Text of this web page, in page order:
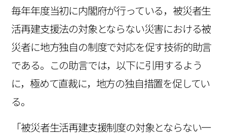
毎年年度当初に内閣府が行っている，被災者生
活再建支援法の対象とならない災害における被
災者に地方独自の制度で対応を促す技術的助言
である。この助言では，以下に引用するよう
に，極めて直裁に，地方の独自措置を促してい
る。
「被災者生活再建支援制度の対象とならない一